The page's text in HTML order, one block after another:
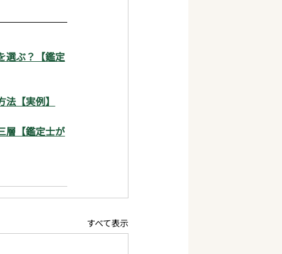
選ぶ？【鑑定
【実例】
層【鑑定士が
すべて表示